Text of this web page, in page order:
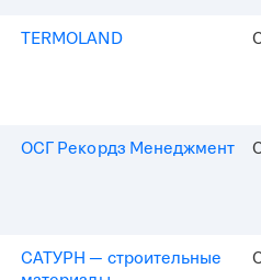
TERMOLAND
ОСГ Рекордз Менеджмент
САТУРН — строительные